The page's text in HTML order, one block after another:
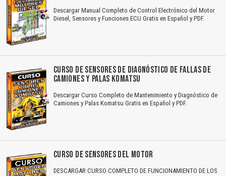
Descargar Manual Completo de Control Electrónico del Motor
Diesel, Sensores y Funciones ECU Gratis en Español y PDF.
CURSO DE SENSORES DE DIAGNÓSTICO DE FALLAS DE
CAMIONES Y PALAS KOMATSU
Descargar Curso Completo de Mantenimiento y Diagnóstico de
Camiones y Palas Komatsu Gratis en Español y PDF.
CURSO DE SENSORES DEL MOTOR
DESCARGAR CURSO COMPLETO DE FUNCIONAMIENTO DE LOS